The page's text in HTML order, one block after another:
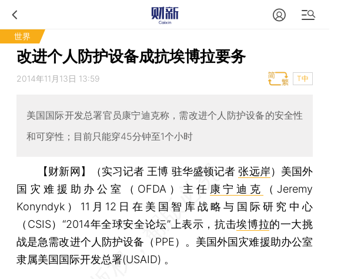
世界
改进个人防护设备成抗埃博拉要务
2014年11月13日 13:59 T中
美国国际开发总署官员康宁迪克称，需改进个人防护设备的安全性
和可穿性；目前只能穿45分钟至1个小时
【财新网】（实习记者 王博 驻华盛顿记者张远岸） 美国外
国灾难援助办公室（OFDA）主任 康宁迪克
（Jeremy
Konyndyk）11月12日在美国智库战略与国际研究中心
（CSIS）“2014年全球安全论坛”上表示，抗击埃博拉的一大挑
战是急需改进个人防护设备（PPE）。美国外国灾难援助办公室
隶属美国国际开发总署(USAID) 。